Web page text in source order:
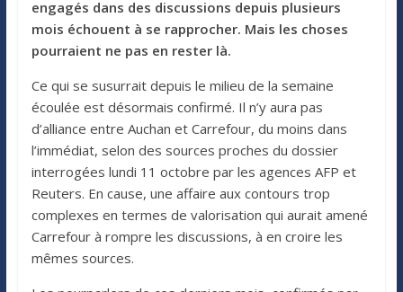
engagés dans des discussions depuis plusieurs
mois échouent à se rapprocher. Mais les choses
pourraient ne pas en rester là.
Ce qui se susurrait depuis le milieu de la semaine
écoulée est désormais confirmé. Il n’y aura pas
d’alliance entre Auchan et Carrefour, du moins dans
l’immédiat, selon des sources proches du dossier
interrogées lundi 11 octobre par les agences AFP et
Reuters. En cause, une affaire aux contours trop
complexes en termes de valorisation qui aurait amené
Carrefour à rompre les discussions, à en croire les
mêmes sources.